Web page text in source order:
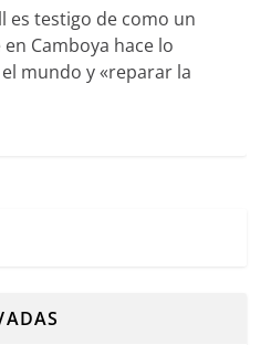
es testigo de como un
Camboya hace lo
mundo y «reparar la